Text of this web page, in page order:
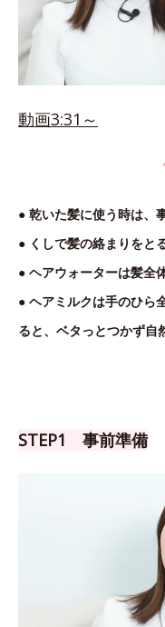
動画3:31～
● 乾いた髪に使う時は、
● くしで髪の絡まりをと
● ヘアウォーターは髪全
● ヘアミルクは手のひら
ると、ベタっとつかず自
STEP1 事前準備